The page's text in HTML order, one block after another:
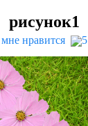
рисунок1
мне нравится 5